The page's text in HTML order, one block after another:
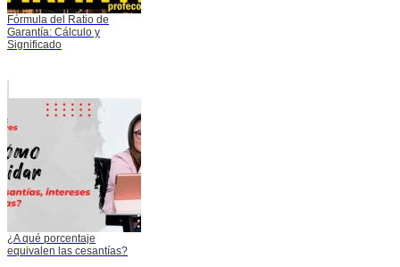
Fórmula del Ratio de
Garantía: Cálculo y
Significado
¿A qué porcentaje
equivalen las cesantías?